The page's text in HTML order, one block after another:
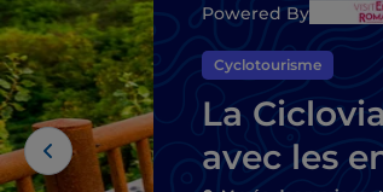
Powered By
Cyclotourisme
La
avec les